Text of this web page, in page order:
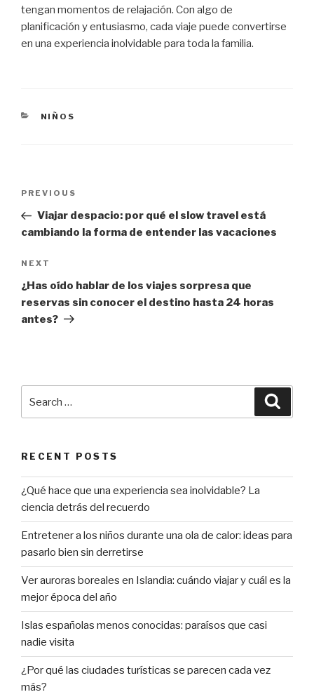
tengan momentos de relajación. Con algo de
planificación y entusiasmo, cada viaje puede convertirse
en una experiencia inolvidable para toda la familia.
CATEGORIES
NIÑOS
Previous
Post
PREVIOUS
Viajar despacio: por qué el slow travel está
cambiando la forma de entender las vacaciones
Next
Post
NEXT
¿Has oído hablar de los viajes sorpresa que
reservas sin conocer el destino hasta 24 horas
antes?
for:
RECENT POSTS
¿Qué hace que una experiencia sea inolvidable? La
ciencia detrás del recuerdo
Entretener a los niños durante una ola de calor: ideas para
pasarlo bien sin derretirse
Ver auroras boreales en Islandia: cuándo viajar y cuál es la
mejor época del año
Islas españolas menos conocidas: paraísos que casi
nadie visita
¿Por qué las ciudades turísticas se parecen cada vez
más?